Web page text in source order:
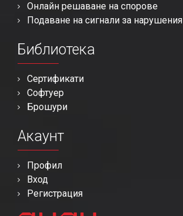
Онлайн решаване на спорове
Подаване на сигнали за нарушения
Библиотека
Сертификати
Софтуер
Брошури
Акаунт
Профил
Вход
Регистрация